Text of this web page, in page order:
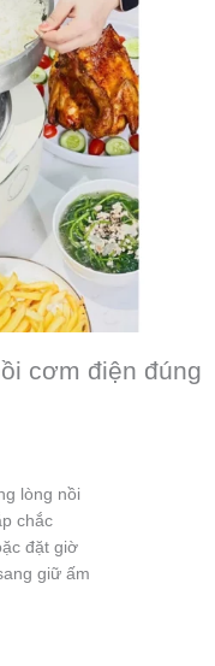
cơm điện đúng
lòng nồi
chắc
đặt giờ
giữ ấm